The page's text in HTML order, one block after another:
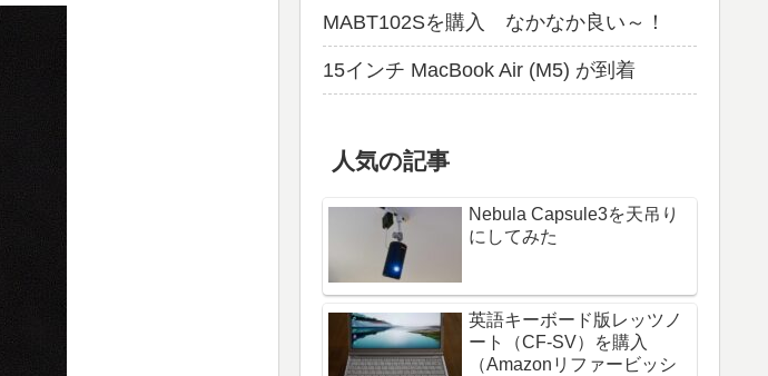
MABT102Sを購入 なかなか良い～！
15インチ MacBook Air (M5) が到着
人気の記事
Nebula Capsule3を天吊り
にしてみた
英語キーボード版レッツノ
ート（CF-SV）を購入
（Amazonリファービッシ